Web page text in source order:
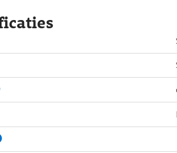
zowel soepel door de stad als met
samen met de interne
zorgen voor altijd betrouwbaar